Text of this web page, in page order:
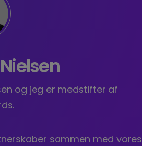
og jeg er medstifter af
sammen med vores